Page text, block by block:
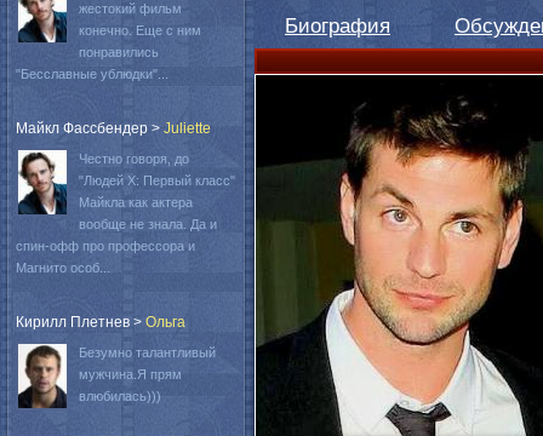
Биография
жестокий фильм
конечно. Еще с ним
понравились
"Бесславные ублюдки"...
Майкл Фассбендер > Juliette
Честно говоря, до
"Людей Х: Первый класс"
Майкла как актера
вообще не знала. Да и
спин-офф про профессора и
Магнито особ...
Кирилл Плетнев > Oльга
Безумно талантливый
мужчина.Я прям
влюбилась)))